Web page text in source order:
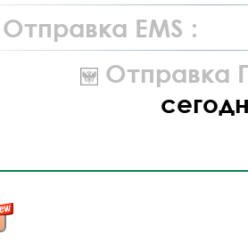
Отправка EMS :
Отправка